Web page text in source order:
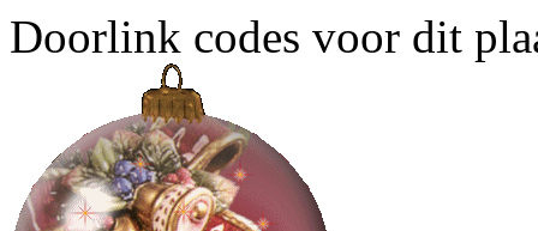
Doorlink codes voor dit